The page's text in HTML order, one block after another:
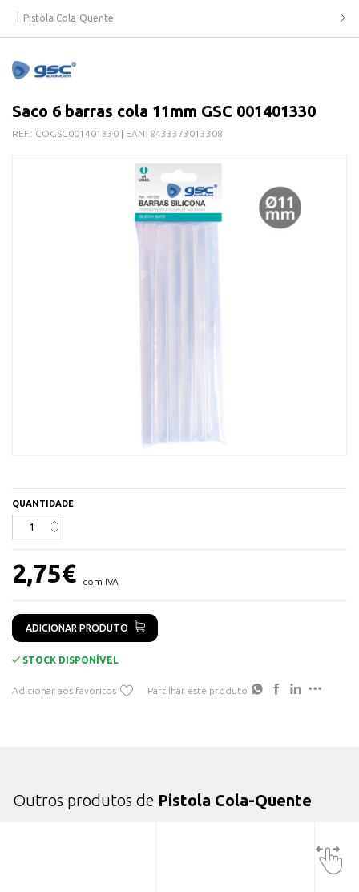
Pistola Cola-Quente
Saco 6 barras cola 11mm GSC 001401330
REF.: COGSC001401330 | EAN: 8433373013308
QUANTIDADE
2,75€ com IVA
ADICIONAR PRODUTO
STOCK DISPONÍVEL
Adicionar aos favoritos Partilhar este produto
Outros produtos de Pistola Cola-Quente